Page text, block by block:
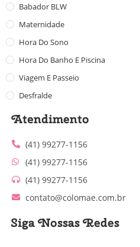
Babador BLW
Maternidade
Hora Do Sono
Hora Do Banho E Piscina
Viagem E Passeio
Desfralde
Atendimento
(41) 99277-1156
(41) 99277-1156
(41) 99277-1156
contato@colomae.com.br
Siga Nossas Redes